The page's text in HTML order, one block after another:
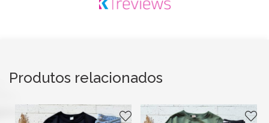
Produtos relacionados